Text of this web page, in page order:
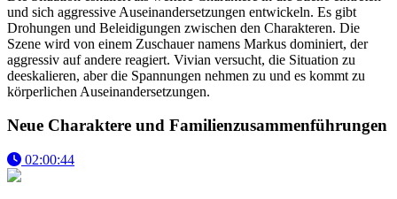
und sich aggressive Auseinandersetzungen entwickeln. Es gibt
Drohungen und Beleidigungen zwischen den Charakteren. Die
Szene wird von einem Zuschauer namens Markus dominiert, der
aggressiv auf andere reagiert. Vivian versucht, die Situation zu
deeskalieren, aber die Spannungen nehmen zu und es kommt zu
körperlichen Auseinandersetzungen.
Neue Charaktere und Familienzusammenführungen
02:00:44